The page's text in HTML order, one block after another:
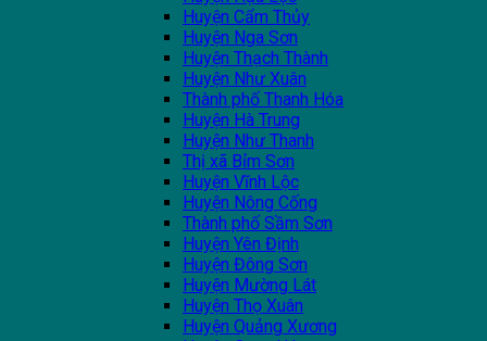
Huyện Cẩm Thủy
Huyện Nga Sơn
Huyện Thạch Thành
Huyện Như Xuân
Thành phố Thanh Hóa
Huyện Hà Trung
Huyện Như Thanh
Thị xã Bỉm Sơn
Huyện Vĩnh Lộc
Huyện Nông Cống
Thành phố Sầm Sơn
Huyện Yên Định
Huyện Đông Sơn
Huyện Mường Lát
Huyện Thọ Xuân
Huyện Quảng Xương